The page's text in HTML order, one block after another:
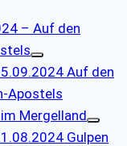
– Auf den
Auf den
Apostels
Mergelland
Gulpen